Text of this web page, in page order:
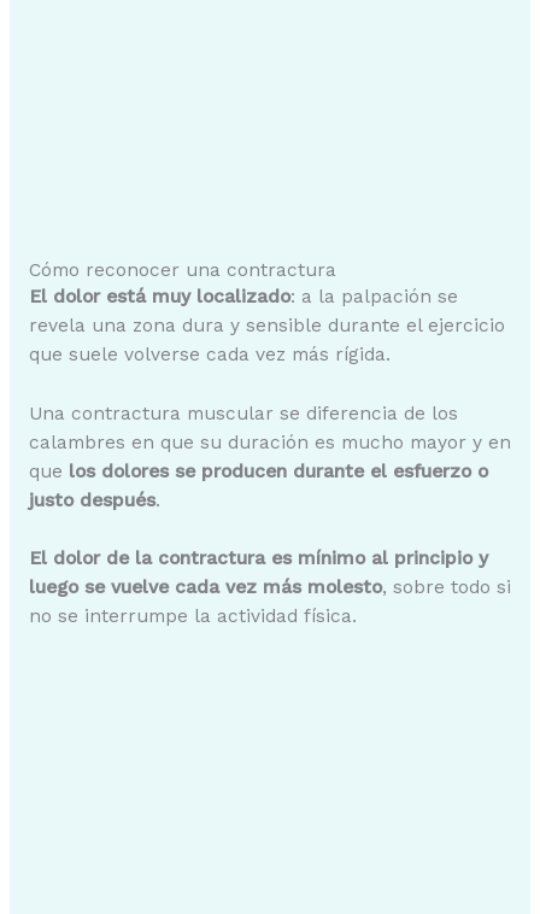
Cómo reconocer una contractura
El dolor está muy localizado: a la palpación se
revela una zona dura y sensible durante el ejercicio
que suele volverse cada vez más rígida.
Una contractura muscular se diferencia de los
calambres en que su duración es mucho mayor y en
que los dolores se producen durante el esfuerzo o
justo después.
El dolor de la contractura es mínimo al principio y
luego se vuelve cada vez más molesto, sobre todo si
no se interrumpe la actividad física.